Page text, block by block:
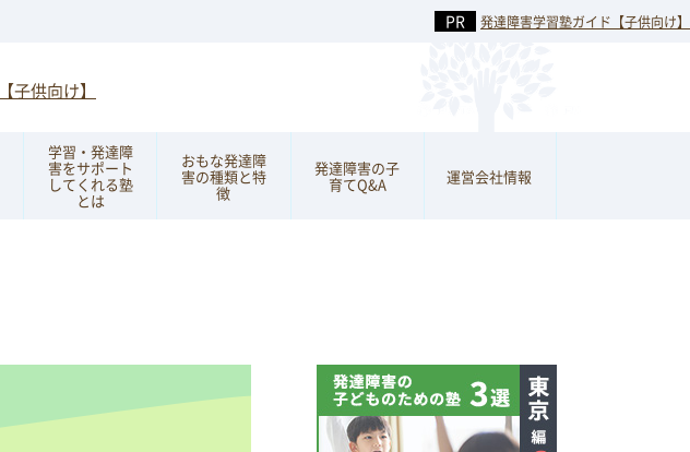
発達障害学習塾ガイド【子供向け】
学習・発達障
害をサポート
してくれる塾
とは
おもな発達障
害の種類と特
徴
発達障害の子
育てQ&A 運営会社情報